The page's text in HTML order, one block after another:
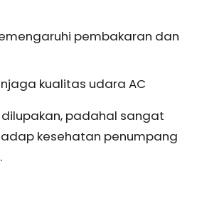
pembakaran dan
kualitas udara AC
dilupakan, padahal sangat
kesehatan penumpang